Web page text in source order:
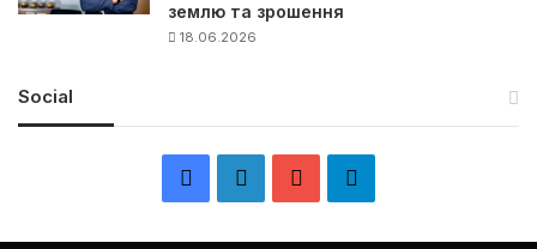
землю та зрошення
18.06.2026
Social